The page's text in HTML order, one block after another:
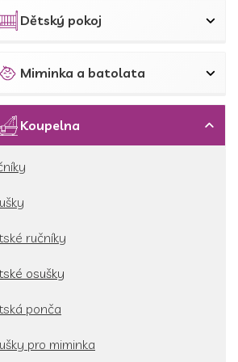
Dětský pokoj
Miminka a batolata
Koupelna
ručníky
osušky
ponča
pro miminka